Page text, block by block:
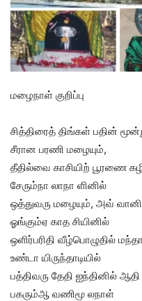
மழைநாள் குறிப்பு
சித்திரைத் திங்கள் பதின்
சீரான பரணி மழையும்,
தீதில்வை காசியிற் பூரணை
சேரும்நா லாநா ளினில்
ஒத்துவரு மழையும், அவ்
ஓங்கும்ஏ காத சியினில்
ஒளிர்பரிதி வீழ்பொழுதில்
உண்டா யிருந்தாடியில்
பத்திவரு தேதி ஐந்தினில்
பகரும்ஆ வணிமூ லநாள்